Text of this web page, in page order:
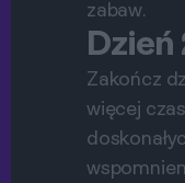
zabaw.
Dzień
Zakończ
więcej